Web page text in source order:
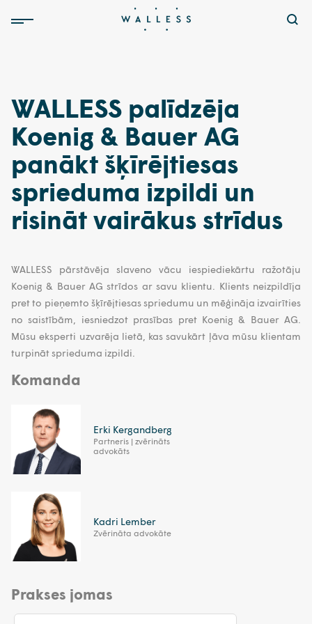
WALLESS palīdzēja
Koenig & Bauer AG
panākt šķīrējtiesas
sprieduma izpildi un
risināt vairākus strīdus
WALLESS pārstāvēja slaveno vācu iespiediekārtu ražotāju
Koenig & Bauer AG strīdos ar savu klientu. Klients neizpildīja
pret to pieņemto šķīrējtiesas spriedumu un mēģināja izvairīties
no saistībām, iesniedzot prasības pret Koenig & Bauer AG.
Mūsu eksperti uzvarēja lietā, kas savukārt ļāva mūsu klientam
turpināt sprieduma izpildi.
Komanda
Erki Kergandberg
Partneris | zvērināts
advokāts
Kadri Lember
Zvērināta advokāte
Prakses jomas